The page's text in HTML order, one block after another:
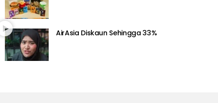
AirAsia Diskaun Sehingga 33%